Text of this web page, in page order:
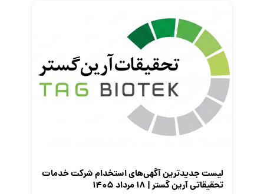
لیست جدیدترین آگهی‌های استخدام شرکت خدمات
تحقیقاتی آرین گستر | ۱۸ مرداد ۱۴۰۵